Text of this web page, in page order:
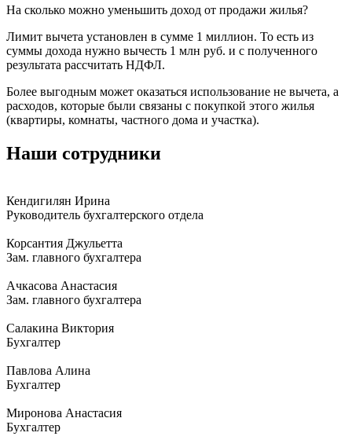
На сколько можно уменьшить доход от продажи жилья?
Лимит вычета установлен в сумме 1 миллион. То есть из
суммы дохода нужно вычесть 1 млн руб. и с полученного
результата рассчитать НДФЛ.
Более выгодным может оказаться использование не вычета, а
расходов, которые были связаны с покупкой этого жилья
(квартиры, комнаты, частного дома и участка).
Наши сотрудники
Кендигилян Ирина
Руководитель бухгалтерского отдела
Корсантия Джульетта
Зам. главного бухгалтера
Ачкасова Анастасия
Зам. главного бухгалтера
Салакина Виктория
Бухгалтер
Павлова Алина
Бухгалтер
Миронова Анастасия
Бухгалтер